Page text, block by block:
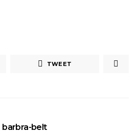
TWEET
barbra-belt